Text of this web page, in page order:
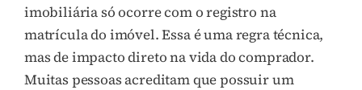
imobiliária só ocorre com o registro na
matrícula do imóvel. Essa é uma regra técnica,
mas de impacto direto na vida do comprador.
Muitas pessoas acreditam que possuir um